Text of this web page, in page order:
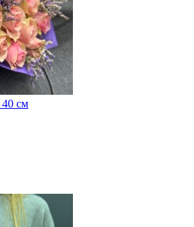
40 см